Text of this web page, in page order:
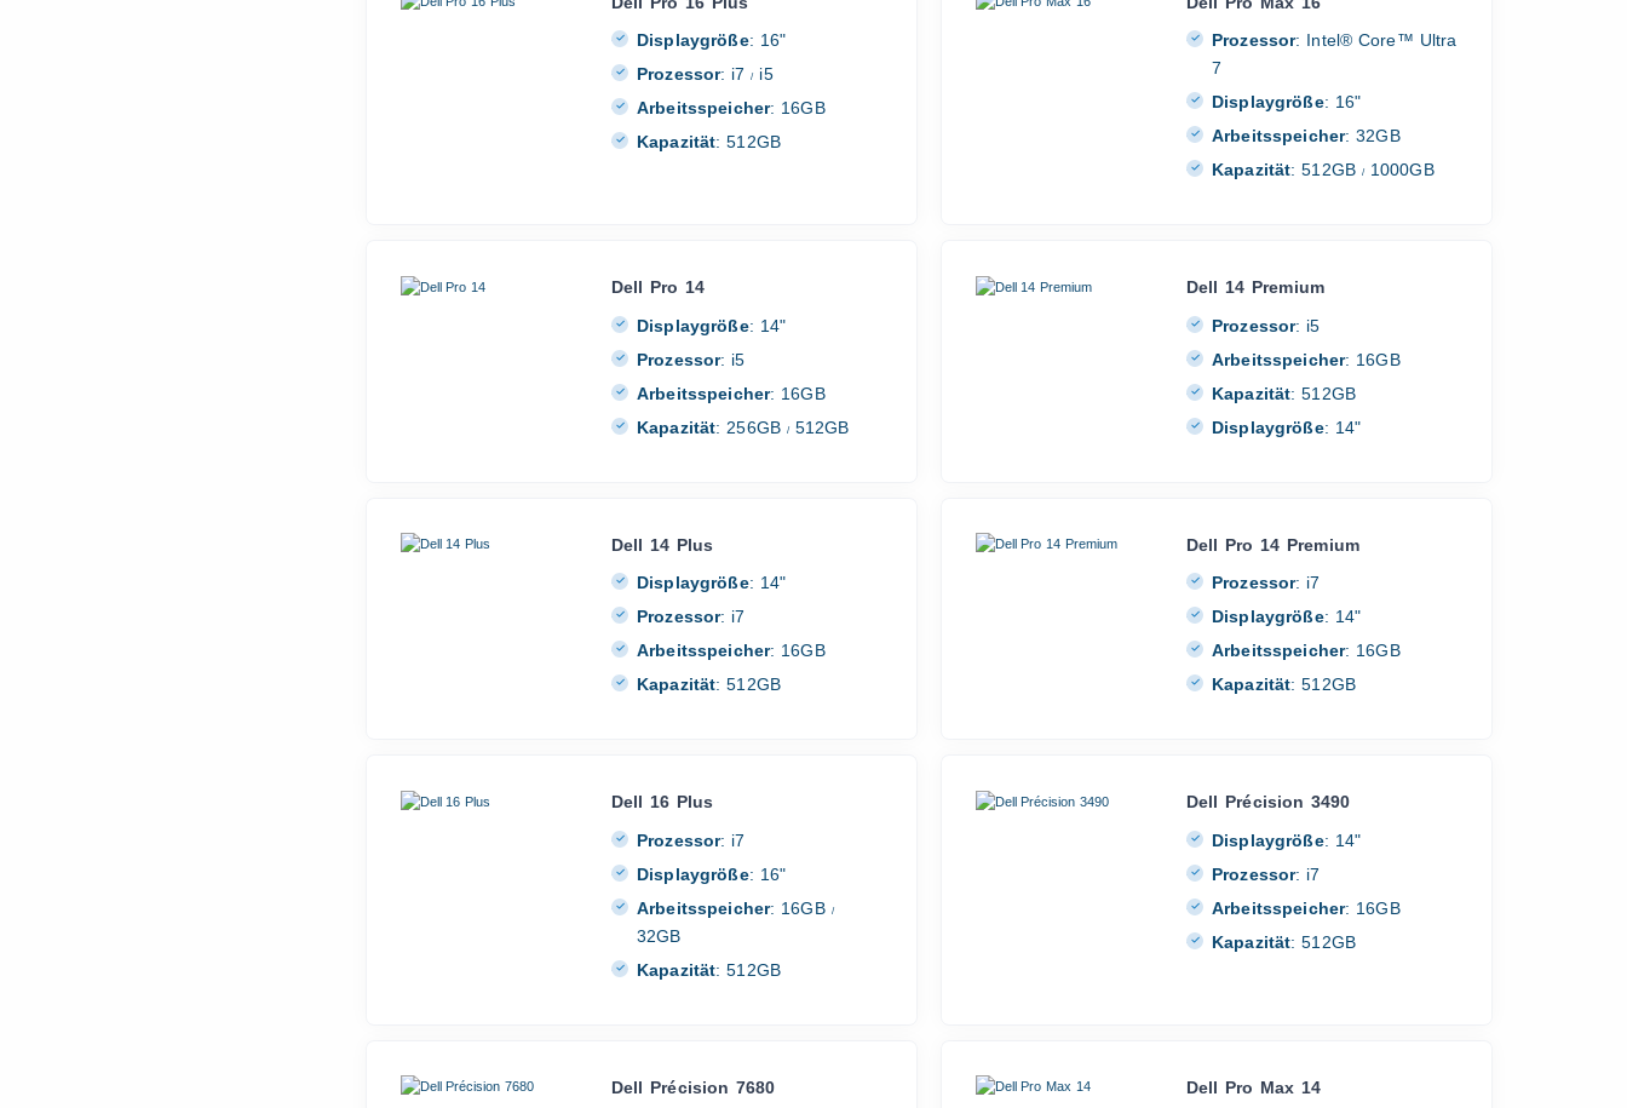
Displaygröße: 16"
Prozessor: i7/ i5
Arbeitsspeicher: 16GB
Kapazität: 512GB
Prozessor: Intel® Core™ Ultra
7
Displaygröße: 16"
Arbeitsspeicher: 32GB
Kapazität: 512GB / 1000GB
Dell Pro 14
Displaygröße: 14"
Prozessor: i5
Arbeitsspeicher: 16GB
Kapazität: 256GB / 512GB
Dell 14 Premium
Prozessor: i5
Arbeitsspeicher: 16GB
Kapazität: 512GB
Displaygröße: 14"
Dell 14 Plus
Displaygröße: 14"
Prozessor: i7
Arbeitsspeicher: 16GB
Kapazität: 512GB
Dell Pro 14 Premium
Prozessor: i7
Displaygröße: 14"
Arbeitsspeicher: 16GB
Kapazität: 512GB
Dell 16 Plus
Prozessor: i7
Displaygröße: 16"
Arbeitsspeicher: 16GB /
32GB
Kapazität: 512GB
Dell Précision 3490
Displaygröße: 14"
Prozessor: i7
Arbeitsspeicher: 16GB
Kapazität: 512GB
Dell Précision 7680
Dell Pro Max 14